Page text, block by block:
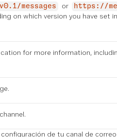
messages or https://
on which version you have set
for more information,
de tu canal de